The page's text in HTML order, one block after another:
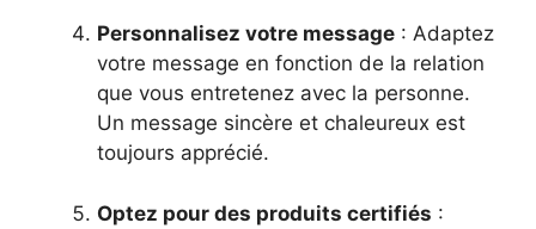
Personnalisez votre message : Adaptez
votre message en fonction de la relation
que vous entretenez avec la personne.
Un message sincère et chaleureux est
toujours apprécié.
Optez pour des produits certifiés :